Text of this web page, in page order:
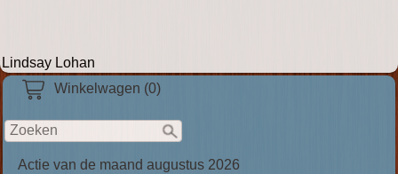
Winkelwagen (0)
Actie van de maand augustus 2026
Lindsay Lohan